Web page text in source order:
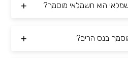
הוא חשמלאי מוסמך?
בנס הרים?